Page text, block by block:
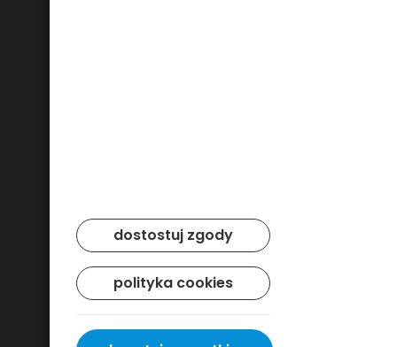
dostostuj zgody
polityka cookies